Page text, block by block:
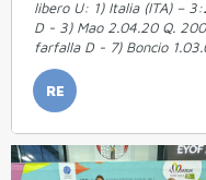
libero U: 1) Italia (ITA) –
D - 3) Mao 2.04.20 Q.
farfalla D - 7) Boncio
RE